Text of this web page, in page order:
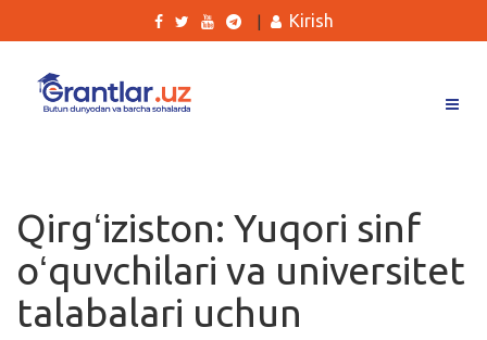
Ishlar
Kurslar
Blog
Kirish
Qirgʻiziston: Yuqori sinf
oʻquvchilari va universitet
talabalari uchun